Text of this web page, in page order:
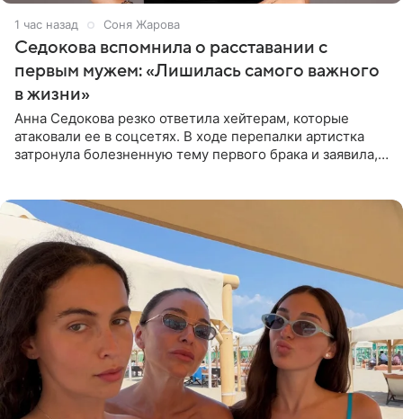
1 час назад Соня Жарова
Седокова вспомнила о расставании с
первым мужем: «Лишилась самого важного
в жизни»
Анна Седокова резко ответила хейтерам, которые
атаковали ее в соцсетях. В ходе перепалки артистка
затронула болезненную тему первого брака и заявила,